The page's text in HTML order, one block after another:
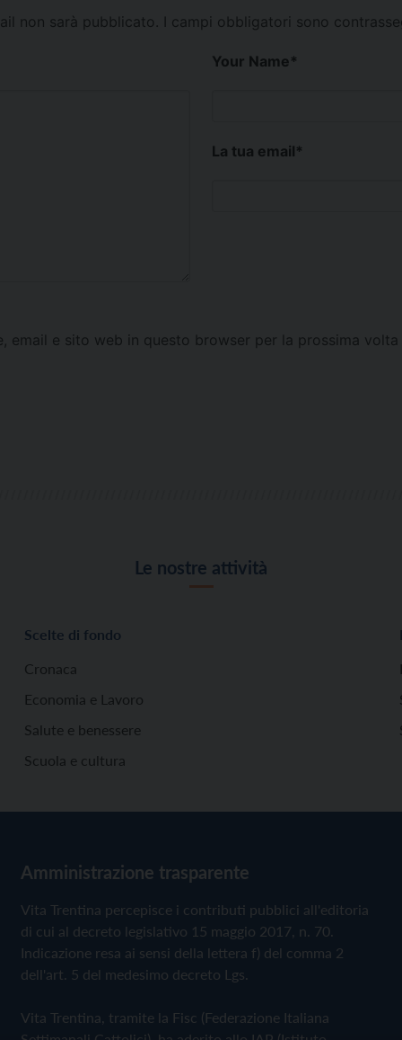
non sarà pubblicato. I campi obbligatori sono
Your Name*
La tua email*
email e sito web in questo browser per la prossima
Le nostre attività
Scelte di fondo
Cronaca
Economia e Lavoro
Salute e benessere
Scuola e cultura
Amministrazione trasparente
Vita Trentina percepisce i contributi pubblici all'editoria
di cui al decreto legislativo 15 maggio 2017, n. 70.
Indicazione resa ai sensi della lettera f) del comma 2
dell'art. 5 del medesimo decreto Lgs.
Vita Trentina, tramite la Fisc (Federazione Italiana